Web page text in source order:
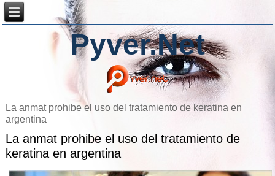
Pyver.Net
La anmat prohibe el uso del tratamiento de keratina en
argentina
La anmat prohibe el uso del tratamiento de
keratina en argentina